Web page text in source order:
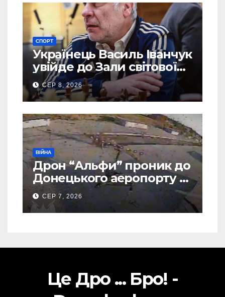
СПОРТ
Українець Василь Іванчук
увійде до Зали світової
шахової слави
СЕР 8, 2026
ВІЙНА
Дрон “Альфи” проник до
Донецького аеропорту та
спалив “Шахед” ще до
запуску
СЕР 7, 2026
Це Дро ... Бро! -